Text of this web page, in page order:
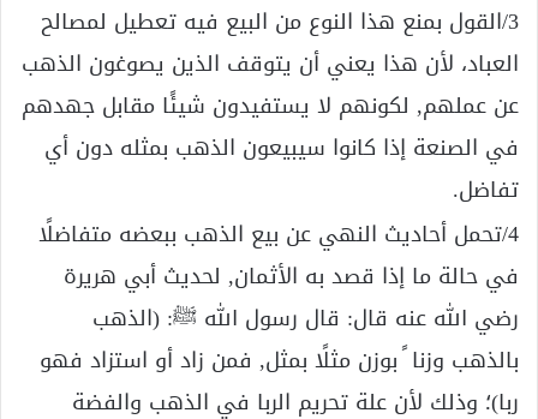
3/القول بمنع هذا النوع من البيع فيه تعطيل لمصالح
العباد، لأن هذا يعني أن يتوقف الذين يصوغون الذهب
عن عملهم, لكونهم لا يستفيدون شيئًا مقابل جهدهم
في الصنعة إذا كانوا سيبيعون الذهب بمثله دون أي
تفاضل.
4/تحمل أحاديث النهي عن بيع الذهب ببعضه متفاضلًا
في حالة ما إذا قصد به الأثمان, لحديث أبي هريرة
رضي الله عنه قال: قال رسول الله ﷺ: (الذهب
بالذهب وزنا ً بوزن مثلًا بمثل, فمن زاد أو استزاد فهو
ربا)؛ وذلك لأن علة تحريم الربا في الذهب والفضة